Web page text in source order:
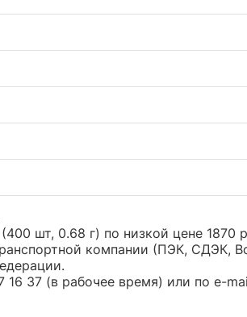
шт, 0.68 г) по низкой цене 1870
компании (ПЭК, СДЭК,
37 (в рабочее время) или по e-